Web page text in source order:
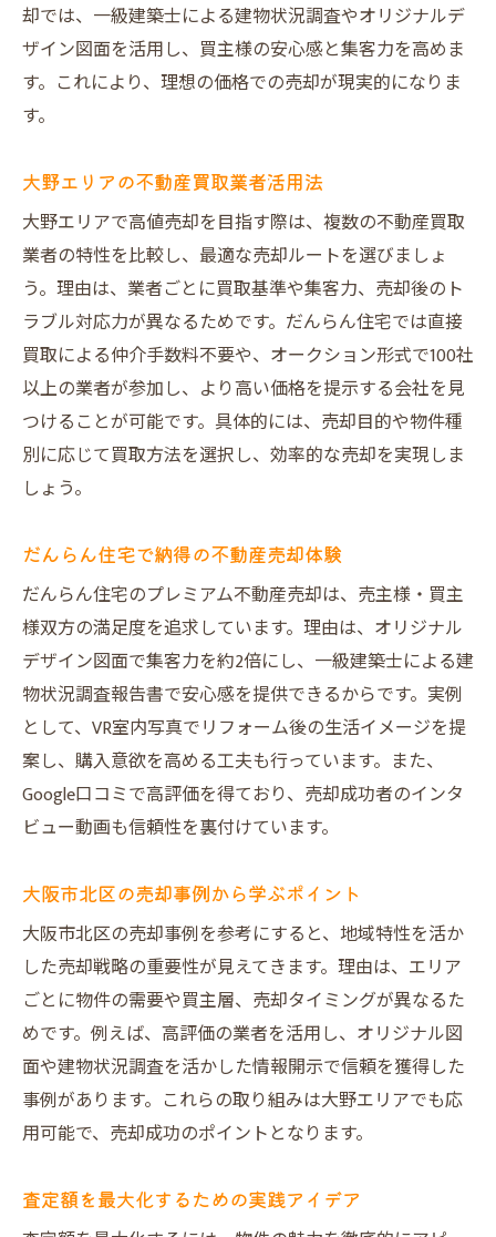
却では、一級建築士による建物状況調査やオリジナルデ
ザイン図面を活用し、買主様の安心感と集客力を高めま
す。これにより、理想の価格での売却が現実的になりま
す。
大野エリアの不動産買取業者活用法
大野エリアで高値売却を目指す際は、複数の不動産買取
業者の特性を比較し、最適な売却ルートを選びましょ
う。理由は、業者ごとに買取基準や集客力、売却後のト
ラブル対応力が異なるためです。だんらん住宅では直接
買取による仲介手数料不要や、オークション形式で100社
以上の業者が参加し、より高い価格を提示する会社を見
つけることが可能です。具体的には、売却目的や物件種
別に応じて買取方法を選択し、効率的な売却を実現しま
しょう。
だんらん住宅で納得の不動産売却体験
だんらん住宅のプレミアム不動産売却は、売主様・買主
様双方の満足度を追求しています。理由は、オリジナル
デザイン図面で集客力を約2倍にし、一級建築士による建
物状況調査報告書で安心感を提供できるからです。実例
として、VR室内写真でリフォーム後の生活イメージを提
案し、購入意欲を高める工夫も行っています。また、
Google口コミで高評価を得ており、売却成功者のインタ
ビュー動画も信頼性を裏付けています。
大阪市北区の売却事例から学ぶポイント
大阪市北区の売却事例を参考にすると、地域特性を活か
した売却戦略の重要性が見えてきます。理由は、エリア
ごとに物件の需要や買主層、売却タイミングが異なるた
めです。例えば、高評価の業者を活用し、オリジナル図
面や建物状況調査を活かした情報開示で信頼を獲得した
事例があります。これらの取り組みは大野エリアでも応
用可能で、売却成功のポイントとなります。
査定額を最大化するための実践アイデア